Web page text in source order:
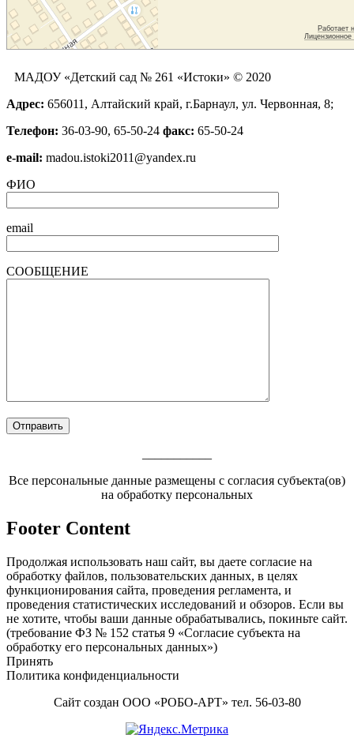
МАДОУ «Детский сад № 261 «Истоки» © 2020
Адрес: 656011, Алтайский край, г.Барнаул, ул. Червонная, 8;
Телефон: 36-03-90, 65-50-24 факс: 65-50-24
е-mail: madou.istoki2011@yandex.ru
ФИО
email
СООБЩЕНИЕ
Все персональные данные размещены с согласия субъекта(ов)
на обработку персональных
Footer Content
Продолжая использовать наш сайт, вы даете согласие на
обработку файлов, пользовательских данных, в целях
функционирования сайта, проведения регламента, и
проведения статистических исследований и обзоров. Если вы
не хотите, чтобы ваши данные обрабатывались, покиньте сайт.
(требование ФЗ № 152 статья 9 «Согласие субъекта на
обработку его персональных данных»)
Принять
Политика конфиденциальности
Сайт создан ООО «РОБО-АРТ» тел. 56-03-80